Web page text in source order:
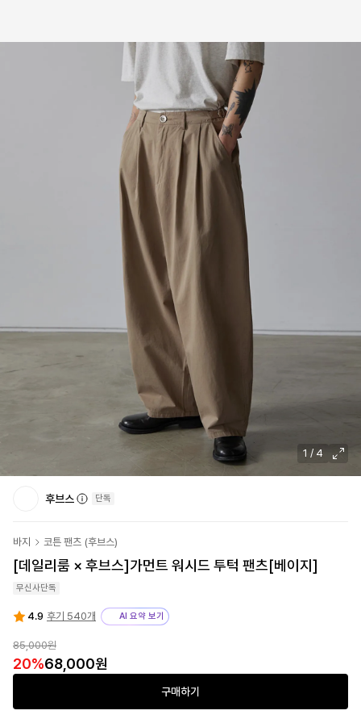
1 / 4
후브스 단독
바지 코튼 팬츠 (후브스)
[데일리룸 × 후브스]가먼트 워시드 투턱 팬츠[베이지]
무신사단독
4.9 후기 540개 AI 요약 보기
85,000원
20%68,000원
구매하기